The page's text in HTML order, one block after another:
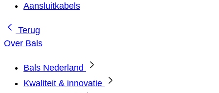
Aansluitkabels
Terug
Over Bals
Bals Nederland
Kwaliteit & innovatie